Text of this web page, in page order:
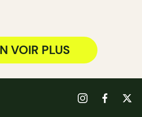
VOIR PLUS